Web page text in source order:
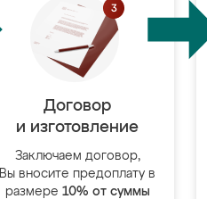
Договор
и изготовление
Заключаем договор,
Вы вносите предоплату в
размере 10% от суммы